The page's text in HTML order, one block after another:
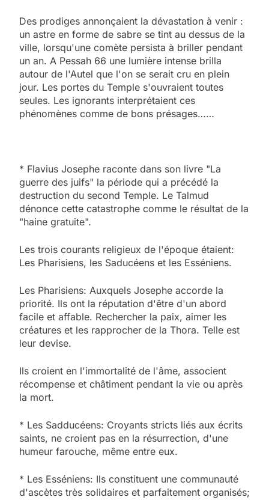
Des prodiges annonçaient la dévastation à venir :
un astre en forme de sabre se tint au dessus de la
ville, lorsqu'une comète persista à briller pendant
un an. A Pessah 66 une lumière intense brilla
autour de l'Autel que l'on se serait cru en plein
jour. Les portes du Temple s'ouvraient toutes
seules. Les ignorants interprétaient ces
phénomènes comme de bons présages……
* Flavius Josephe raconte dans son livre "La
guerre des juifs" la période qui a précédé la
destruction du second Temple. Le Talmud
dénonce cette catastrophe comme le résultat de la
"haine gratuite".
Les trois courants religieux de l'époque étaient:
Les Pharisiens, les Saducéens et les Esséniens.
Les Pharisiens: Auxquels Josephe accorde la
priorité. Ils ont la réputation d'être d'un abord
facile et affable. Rechercher la paix, aimer les
créatures et les rapprocher de la Thora. Telle est
leur devise.
Ils croient en l'immortalité de l'âme, associent
récompense et châtiment pendant la vie ou après
la mort.
* Les Sadducéens: Croyants stricts liés aux écrits
saints, ne croient pas en la résurrection, d'une
humeur farouche, même entre eux.
* Les Esséniens: Ils constituent une communauté
d'ascètes très solidaires et parfaitement organisés;